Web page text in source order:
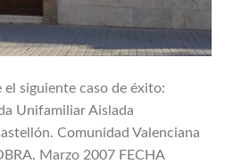
el siguiente caso de éxito:
Unifamiliar Aislada
Comunidad Valenciana
Marzo 2007 FECHA